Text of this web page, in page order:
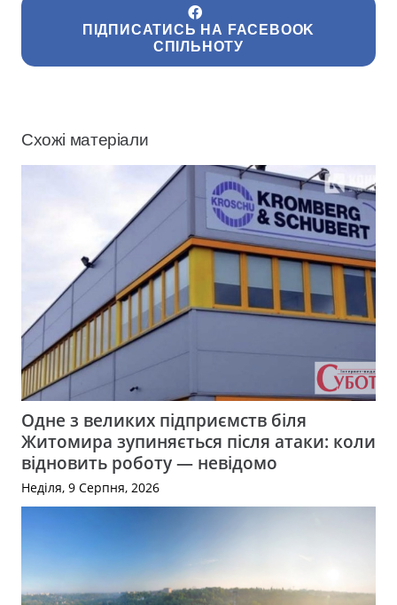
ПІДПИСАТИСЬ НА FACEBOOK
СПІЛЬНОТУ
Схожі матеріали
Одне з великих підприємств біля
Житомира зупиняється після атаки: коли
відновить роботу — невідомо
Неділя, 9 Серпня, 2026